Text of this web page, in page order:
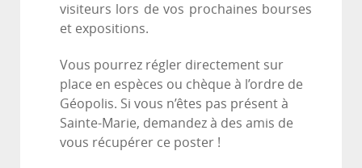
visiteurs lors de vos prochaines bourses
et expositions.
Vous pourrez régler directement sur
place en espèces ou chèque à l’ordre de
Géopolis. Si vous n’êtes pas présent à
Sainte-Marie, demandez à des amis de
vous récupérer ce poster !